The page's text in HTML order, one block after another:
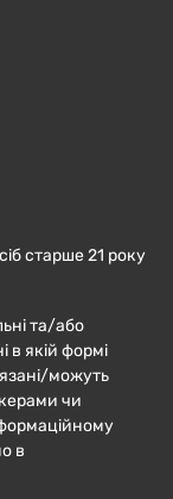
старше 21 року
та/або
в якій формі
можуть
чи
в